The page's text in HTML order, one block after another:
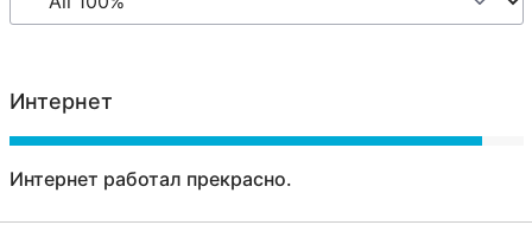
Интернет
Интернет работал прекрасно.